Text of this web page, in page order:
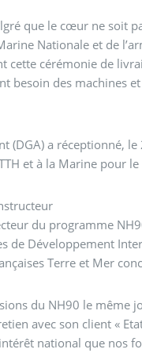
Ce 27 juillet
Nationale et de
cette cérémonie de
besoin des machines
(DGA) a réceptionné,
et à la Marine pour le
du programme
Maudet, Directeur Executif
Terre et Mer
du NH90 le même
avec son client «
national que nos